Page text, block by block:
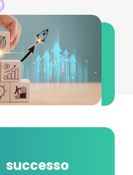
successo